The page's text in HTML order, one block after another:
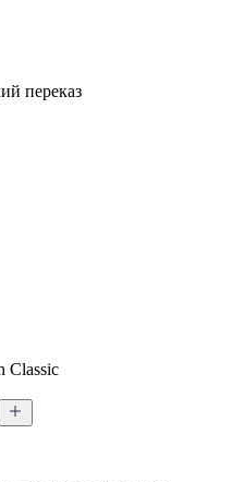
переказ
Classic